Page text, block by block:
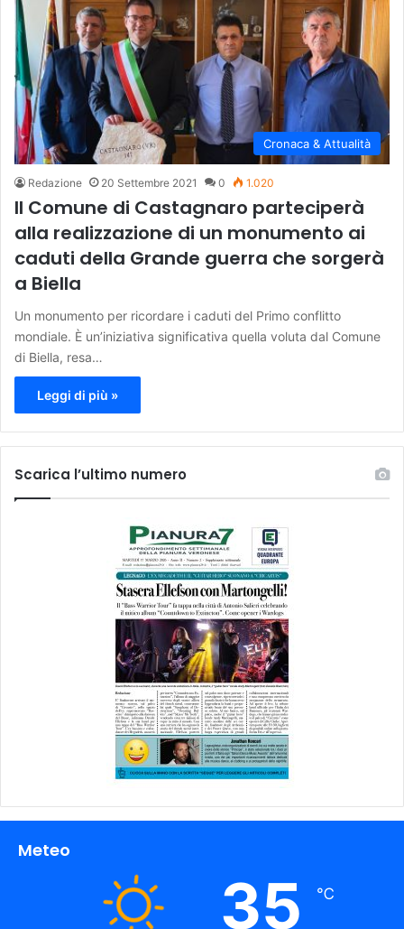
Cronaca & Attualità
Redazione 20 Settembre 2021 0 1.020
Il Comune di Castagnaro parteciperà
alla realizzazione di un monumento ai
caduti della Grande guerra che sorgerà
a Biella
Un monumento per ricordare i caduti del Primo conflitto
mondiale. È un’iniziativa significativa quella voluta dal Comune
di Biella, resa…
Leggi di più »
Scarica l’ultimo numero
Meteo
35 ℃